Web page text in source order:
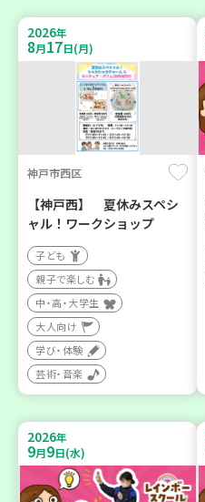
2026年
8月17日(月)
神戸市西区
【神戸西】 夏休みスペシ
ャル！ワークショップ
子ども
親子で楽しむ
中・高・大学生
大人向け
学び・体験
芸術・音楽
2026年
9月9日(水)